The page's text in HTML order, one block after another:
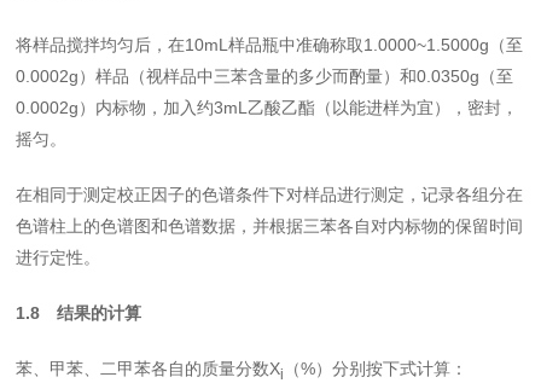
将样品搅拌均匀后，在10mL样品瓶中准确称取1.0000~1.5000g （至
0.0002g）样品（视样品中三苯含量的多少而酌量）和0.0350g （至
0.0002g）内标物，加入约3mL 乙酸乙酯（以能进样为宜），密封，
摇匀。
在相同于测定校正因子的色谱条件下对样品进行测定，记录各组分在
色谱柱上的色谱图和色谱数据，并根据三苯各自对内标物的保留时间
进行定性。
1.8 结果的计算
苯、甲苯、二甲苯各自的质量分数Xi （%）分别按下式计算：